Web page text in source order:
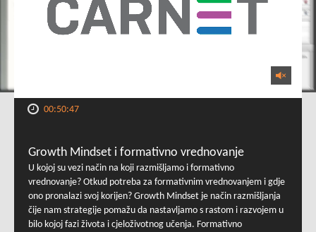
00:50:47
Growth Mindset i formativno vrednovanje
U kojoj su vezi način na koji razmišljamo i formativno
vrednovanje? Otkud potreba za formativnim vrednovanjem i gdje
ono pronalazi svoj korijen? Growth Mindset je način razmišljanja
čije nam strategije pomažu da nastavljamo s rastom i razvojem u
bilo kojoj fazi života i cjeloživotnog učenja. Formativno